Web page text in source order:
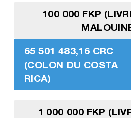
100 000 FKP
65 501 483,16 CRC
(COLON DU COSTA
RICA)
1 000 000 FKP